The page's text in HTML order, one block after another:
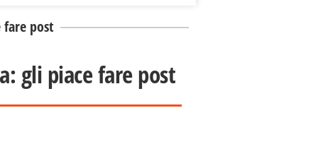
fare post
gli piace fare post